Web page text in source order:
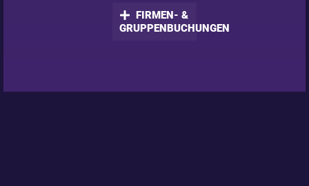
FIRMEN- &
GRUPPENBUCHUNGEN